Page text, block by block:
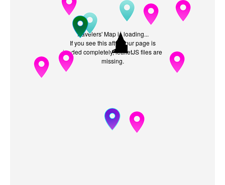
Travelers' Map is loading...
If you see this after your page is
loaded completely, leafletJS files are
missing.